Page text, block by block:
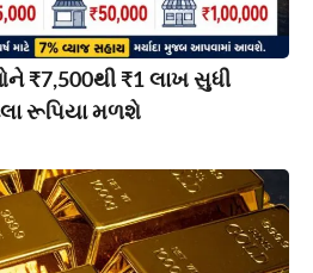
₹7,500થી ₹1 લાખ સુધી
રૂપિયા મળશે